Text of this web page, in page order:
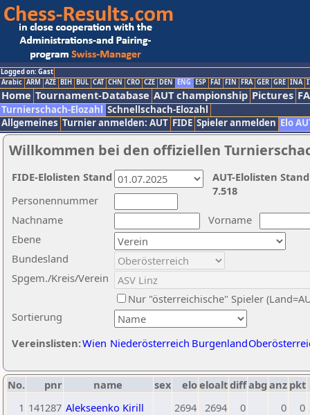
Logged on: Gast
Arabic ARM AZE BIH BUL CAT CHN CRO CZE DEN ENG ESP FAI FIN FRA GER GRE INA
Home Tournament-Database AUT championship Pictures
Turnierschach-Elozahl Schnellschach-Elozahl
Allgemeines Turnier anmelden: AUT FIDE Spieler anmelden Elo
Willkommen bei den offiziellen
Nachname
Vorname
Ebene
Sortierung
Personennummer
Bundesland
Spgem./Kreis/Verein
Nur "österreichische" Spieler
Vereinslisten:Wien Niederösterreich Burgenland
AUT-Elolisten
7.518
FIDE-Elolisten Stand
No. pnr name sex eloeloaltdiffabg anz pkt
1 141287 Alekseenko Kirill 2694 2694 0 0 0